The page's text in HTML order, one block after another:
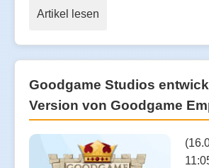
Artikel lesen
Goodgame Studios
Version von Goodgame